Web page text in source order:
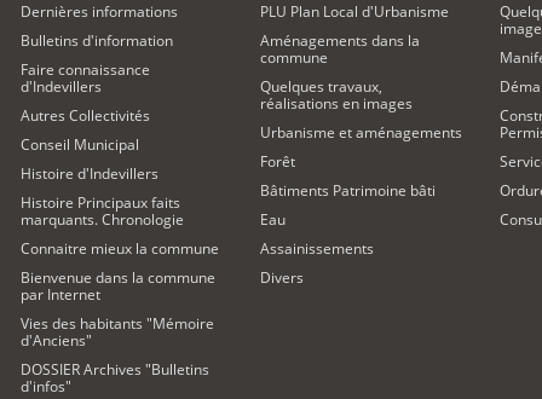
Dernières informations
Bulletins d'information
Faire connaissance
d'Indevillers
Autres Collectivités
Conseil Municipal
Histoire d'Indevillers
Histoire Principaux faits
marquants. Chronologie
Connaitre mieux la commune
Bienvenue dans la commune
par Internet
Vies des habitants "Mémoire
d'Anciens"
DOSSIER Archives "Bulletins
d'infos"
PLU Plan Local d'Urbanisme
Aménagements dans la
commune
Quelques travaux,
réalisations en images
Urbanisme et aménagements
Forêt
Bâtiments Patrimoine bâti
Eau
Assainissements
Divers